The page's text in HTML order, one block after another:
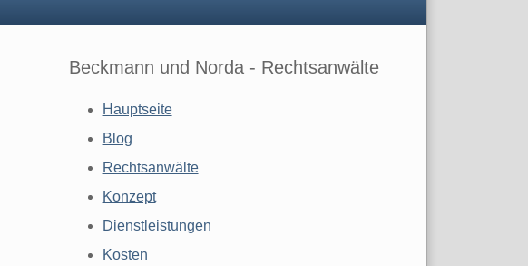
Beckmann und Norda - Rechtsanwälte
Hauptseite
Blog
Rechtsanwälte
Konzept
Dienstleistungen
Kosten